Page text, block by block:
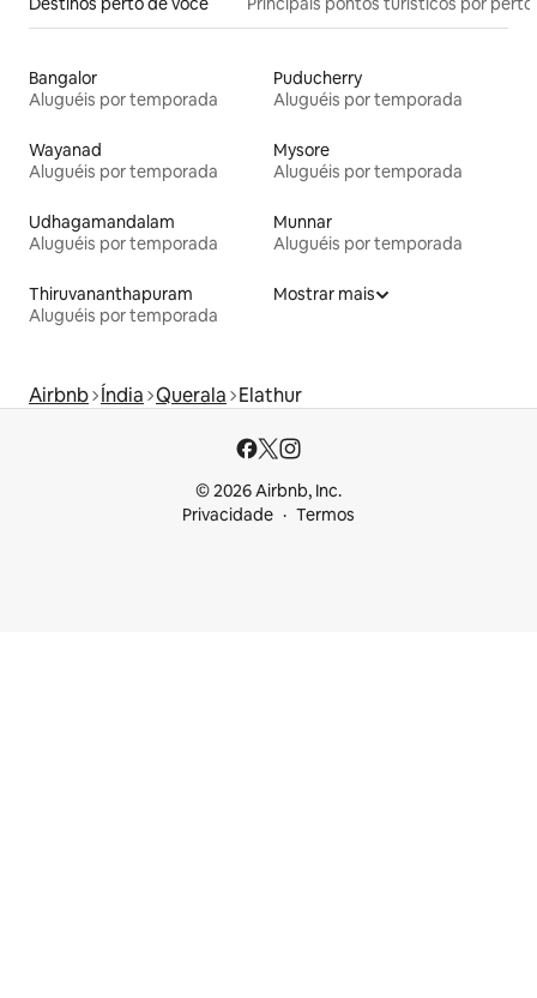
Bangalor
Aluguéis por temporada
Puducherry
Aluguéis por temporada
Wayanad
Aluguéis por temporada
Mysore
Aluguéis por temporada
Udhagamandalam
Aluguéis por temporada
Munnar
Aluguéis por temporada
Thiruvananthapuram
Aluguéis por temporada
Mostrar mais
Airbnb Índia Querala Elathur
© 2026 Airbnb, Inc.
Privacidade
Termos